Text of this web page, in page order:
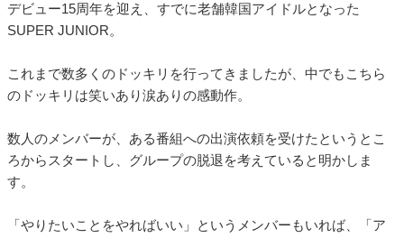
デビュー15周年を迎え、すでに老舗韓国アイドルとなった
SUPER JUNIOR。
これまで数多くのドッキリを行ってきましたが、中でもこちら
のドッキリは笑いあり涙ありの感動作。
数人のメンバーが、ある番組への出演依頼を受けたというとこ
ろからスタートし、グループの脱退を考えていると明かしま
す。
「やりたいことをやればいい」というメンバーもいれば、「ア